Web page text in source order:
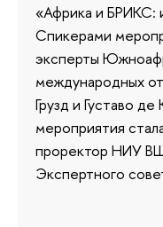
«Африка и БРИКС:
Спикерами
эксперты
международных
Грузд и Густаво
мероприятия
проректор НИУ
Экспертного